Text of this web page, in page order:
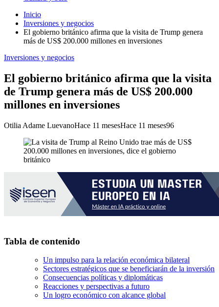
Inicio
Inversiones y negocios
El gobierno británico afirma que la visita de Trump genera
más de US$ 200.000 millones en inversiones
Inversiones y negocios
El gobierno británico afirma que la visita
de Trump genera más de US$ 200.000
millones en inversiones
Otilia Adame LuevanoHace 11 mesesHace 11 meses96
Tabla de contenido
Un impulso para la relación económica bilateral
Sectores estratégicos que se beneficiarán de la inversión
Consecuencias políticas y diplomáticas
Reacciones y perspectivas a futuro
Un logro económico con alcance global